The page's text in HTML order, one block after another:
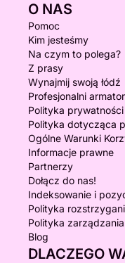
O NAS
Pomoc
Kim jesteśmy
Na czym to polega?
Z prasy
Wynajmij swoją łódź
Profesjonalni
Polityka prywatności
Polityka dotycząca
Ogólne Warunki
Informacje prawne
Partnerzy
Dołącz do nas!
Indeksowanie i
Polityka
Polityka
Blog
DLACZEGO